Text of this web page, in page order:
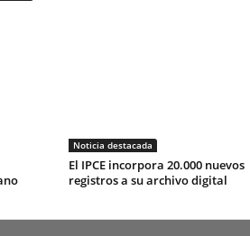
Noticia destacada
El IPCE incorpora 20.000 nuevos
registros a su archivo digital